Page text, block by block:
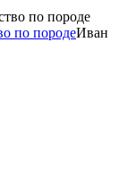
по породеИван